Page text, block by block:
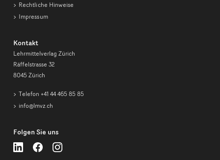
Rechtliche Hinweise
Impressum
Kontakt
Lehrmittelverlag Zürich
Räffelstrasse 32
8045 Zürich
Telefon +41 44 465 85 85
info@lmvz.ch
Folgen Sie uns
Lehrmittelverlag
Zürich
Lehrmittelverlag
Zürich
Lehrmittelverlag
Zürich